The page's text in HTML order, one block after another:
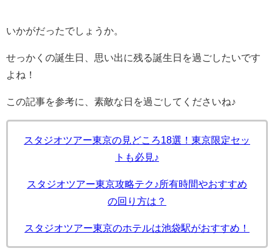
いかがだったでしょうか。
せっかくの誕生日、思い出に残る誕生日を過ごしたいです
よね！
この記事を参考に、素敵な日を過ごしてくださいね♪
スタジオツアー東京の見どころ18選！東京限定セッ
トも必見♪
スタジオツアー東京攻略テク♪所有時間やおすすめ
の回り方は？
スタジオツアー東京のホテルは池袋駅がおすすめ！